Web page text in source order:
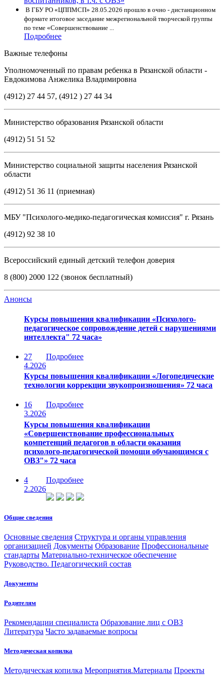
В ГБУ РО «ЦППМСП» 28.05.2026 прошло в очно - дистанционном
формате итоговое заседание межрегиональной творческой группы
по теме «Совершенствование ...
Подробнее
Важные телефоны
Уполномоченный по правам ребенка в Рязанской области -
Евдокимова Анжелика Владимировна
(4912) 27 44 57, (4912 ) 27 44 34
Министерство образования Рязанской области
(4912) 51 51 52
Министерство социальной защиты населения Рязанской
области
(4912) 51 36 11 (приемная)
МБУ "Психолого-медико-педагогическая комиссия" г. Рязань
(4912) 92 38 10
Всероссийский единый детский телефон доверия
8 (800) 2000 122 (звонок бесплатный)
Анонсы
Курсы повышения квалификации «Психолого-
педагогическое сопровождение детей с нарушениями
интеллекта" 72 часа»
27
4.2026
Подробнее
Курсы повышения квалификации «Логопедические
технологии коррекции звукопроизношения» 72 часа
16
3.2026
Подробнее
Курсы повышения квалификации
«Совершенствование профессиональных
компетенций педагогов в области оказания
психолого-педагогической помощи обучающимся с
ОВЗ"» 72 часа
4
2.2026
Подробнее
Общие сведения
Основные сведения Структура и органы управления
организацией Документы Образование Профессиональные
стандарты Материально-техническое обеспечение
Руководство. Педагогический состав
Документы
Родителям
Рекомендации специалиста Образование лиц с ОВЗ
Литература Часто задаваемые вопросы
Методическая копилка
Методическая копилка Мероприятия.Материалы Проекты